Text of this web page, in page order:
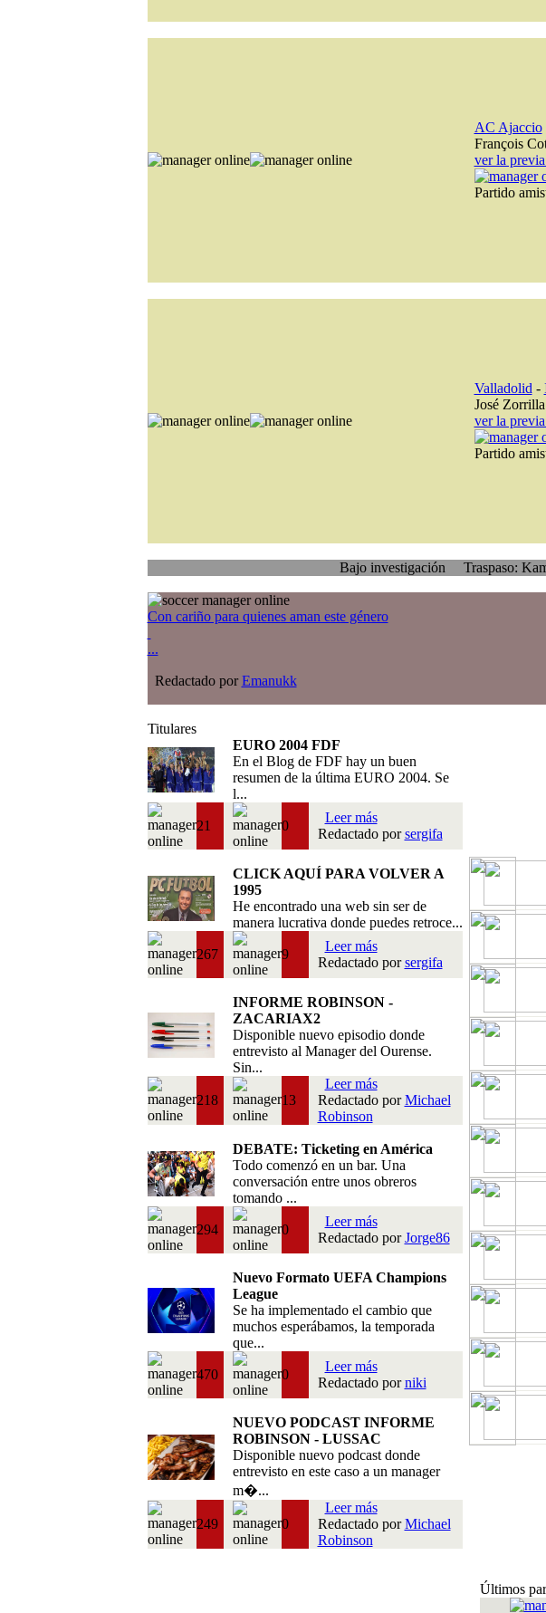
AC Ajaccio
François
ver la
Partido
Valladolid -
José Zorrilla
ver la
Partido
Bajo investigación Traspaso: Kamil Zoidl,
Con cariño para quienes aman este género
...
Redactado porEmanukk
Titulares
EURO 2004 FDF
En el Blog de FDF hay un buen
resumen de la última EURO 2004. Se
l...
21 0
Leer más
Redactado porsergifa
CLICK AQUÍ PARA VOLVER A
1995
He encontrado una web sin ser de
manera lucrativa donde puedes retroce...
267 9
Leer más
Redactado porsergifa
INFORME ROBINSON -
ZACARIAX2
Disponible nuevo episodio donde
entrevisto al Manager del Ourense.
Sin...
218 13
Leer más
Redactado porMichael
Robinson
DEBATE: Ticketing en América
Todo comenzó en un bar. Una
conversación entre unos obreros
tomando ...
294 0
Leer más
Redactado porJorge86
Nuevo Formato UEFA Champions
League
Se ha implementado el cambio que
muchos esperábamos, la temporada
que...
470 0
Leer más
Redactado porniki
NUEVO PODCAST INFORME
ROBINSON - LUSSAC
Disponible nuevo podcast donde
entrevisto en este caso a un manager
m�...
249 0
Leer más
Redactado porMichael
Robinson
Últimos